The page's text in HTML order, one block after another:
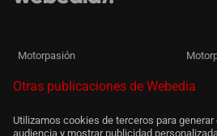
Motorpasión
Otras publicaciones de Webedia
Utilizamos cookies de terceros para
audiencia y mostrar publicidad